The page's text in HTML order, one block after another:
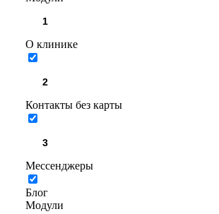
О клинике
Контакты без карты
Мессенджеры
Блог
Модули